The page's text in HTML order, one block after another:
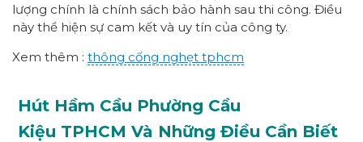
lượng chính là chính sách bảo hành sau thi công. Điều
này thể hiện sự cam kết và uy tín của công ty.
Xem thêm : thông cống nghẹt tphcm
Hút Hầm Cầu Phường Cầu
Kiệu TPHCM Và Những Điều Cần Biết